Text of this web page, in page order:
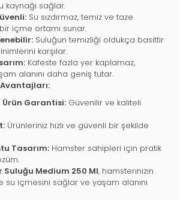
kaynağı sağlar.
Su sızdırmaz, temiz ve taze
içme ortamı sunar.
Suluğun temizliği oldukça basittir
karşılar.
Kafeste fazla yer kaplamaz,
alanını daha geniş tutar.
Ürün Garantisi: Güvenilir ve kaliteli
Ürünleriniz hızlı ve güvenli bir şekilde
Tasarım: Hamster sahipleri için pratik
Suluğu Medium 250 Ml, hamsterınızın
su içmesini sağlar ve yaşam alanını